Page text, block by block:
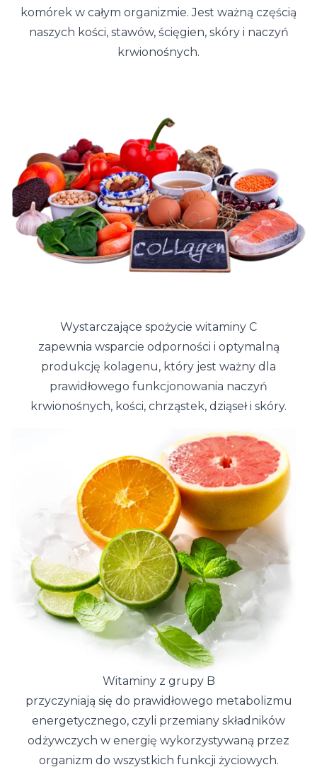
komórek w całym organizmie. Jest ważną częścią
naszych kości, stawów, ścięgien, skóry i naczyń
krwionośnych.
Wystarczające spożycie witaminy C
zapewnia wsparcie odporności i optymalną
produkcję kolagenu, który jest ważny dla
prawidłowego funkcjonowania naczyń
krwionośnych, kości, chrząstek, dziąseł i skóry.
Witaminy z grupy B
przyczyniają się do prawidłowego metabolizmu
energetycznego, czyli przemiany składników
odżywczych w energię wykorzystywaną przez
organizm do wszystkich funkcji życiowych.